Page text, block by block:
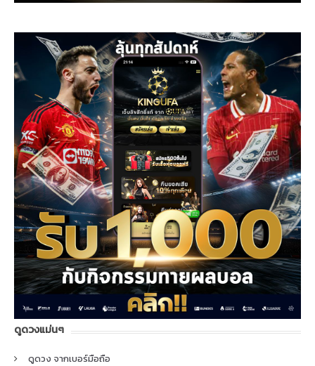
ดูดวงแม่นๆ
ดูดวง จากเบอร์มือถือ